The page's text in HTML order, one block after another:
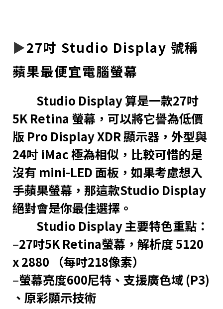
▶︎27吋 Studio Display 號稱
蘋果最便宜電腦螢幕
Studio Display 算是一款27吋
5K Retina 螢幕，可以將它譽為低價
版 Pro Display XDR 顯示器，外型與
24吋 iMac 極為相似，比較可惜的是
沒有 mini-LED 面板，如果考慮想入
手蘋果螢幕，那這款Studio Display
絕對會是你最佳選擇。
Studio Display 主要特色重點：
–27吋5K Retina螢幕，解析度 5120
x 2880 （每吋218像素）
–螢幕亮度600尼特、支援廣色域 (P3)
、原彩顯示技術